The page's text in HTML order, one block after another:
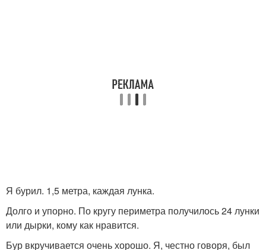
Я бурил. 1,5 метра, каждая лунка.
Долго и упорно. По кругу периметра получилось 24 лунки
или дырки, кому как нравится.
Бур вкручивается очень хорошо. Я, честно говоря, был